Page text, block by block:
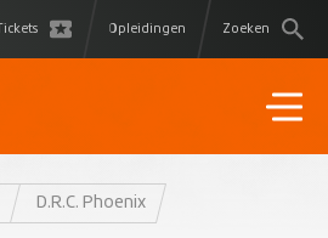
Tickets Opleidingen Zoeken
D.R.C. Phoenix